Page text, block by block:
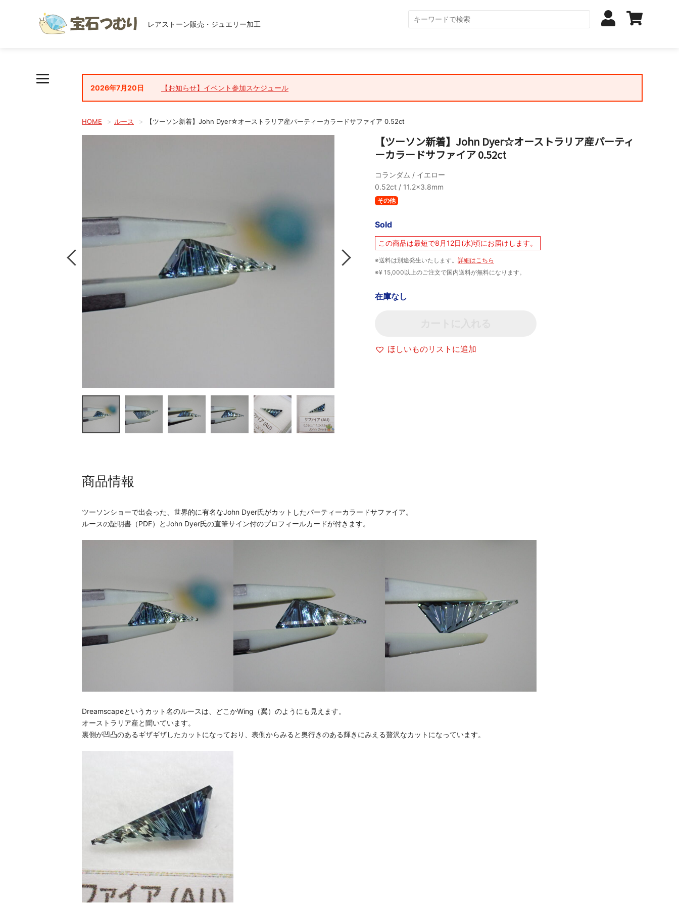
レアストーン販売・ジュエリー加工
2026年7月20日 【お知らせ】イベント参加スケジュール
HOME ルース 【ツーソン新着】John Dyer☆オーストラリア産パーティーカラードサファイア 0.52ct
【ツーソン新着】John Dyer☆オーストラリア産パーティ
ーカラードサファイア 0.52ct
コランダム / イエロー
0.52ct / 11.2x3.8mm
その他
Sold
この商品は最短で8月12日(水)頃にお届けします。
※送料は別途発生いたします。 詳細はこちら
※¥ 15,000以上のご注文で国内送料が無料になります。
在庫なし
ほしいものリストに追加
商品情報
ツーソンショーで出会った、世界的に有名なJohn Dyer氏がカットしたパーティーカラードサファイア。
ルースの証明書（PDF）とJohn Dyer氏の直筆サイン付のプロフィールカードが付きます。
Dreamscapeというカット名のルースは、どこかWing（翼）のようにも見えます。
オーストラリア産と聞いています。
裏側が凹凸のあるギザギザしたカットになっており、表側からみると奥行きのある輝きにみえる贅沢なカットになっています。